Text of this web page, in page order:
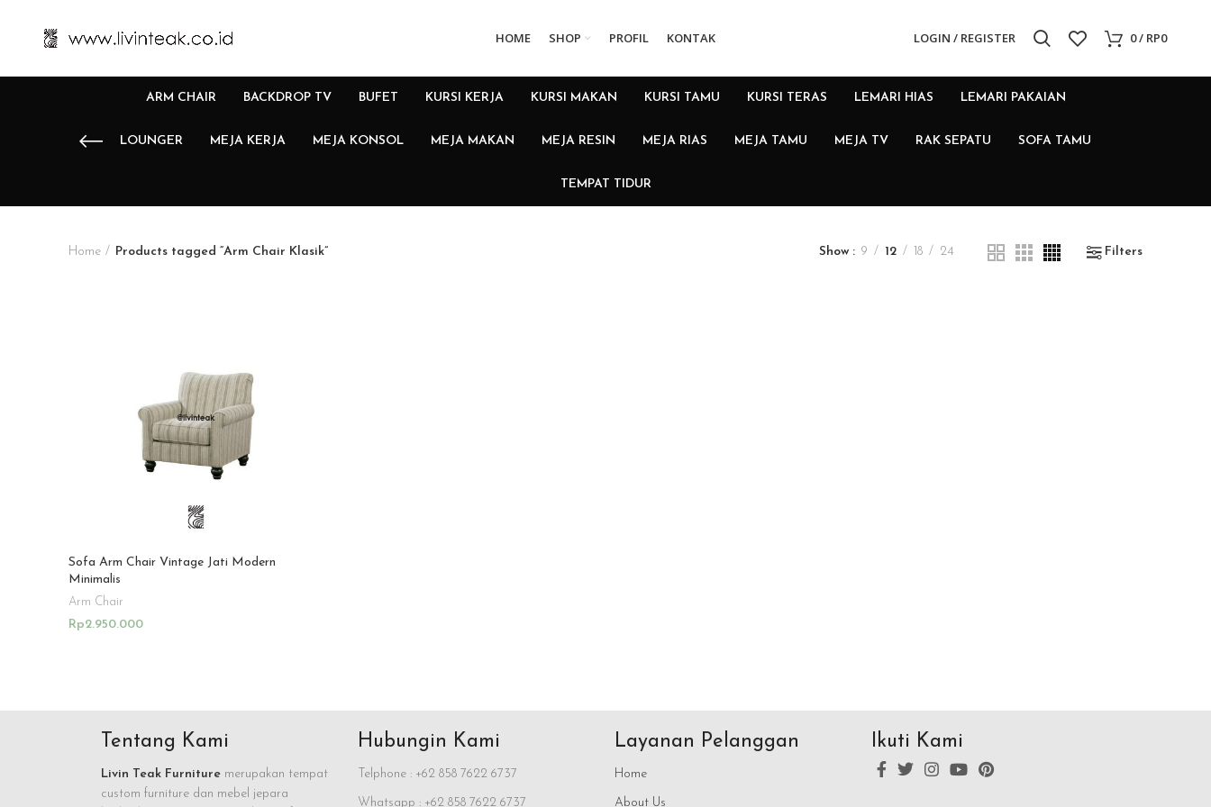
HOME SHOP PROFIL KONTAK LOGIN / REGISTER 0/ RP0
ARM CHAIR BACKDROP TV BUFET KURSI KERJA KURSI MAKAN KURSI TAMU KURSI TERAS LEMARI HIAS LEMARI PAKAIAN
LOUNGER MEJA KERJA MEJA KONSOL MEJA MAKAN MEJA RESIN MEJA RIAS MEJA TAMU MEJA TV RAK SEPATU SOFA TAMU
TEMPAT TIDUR
Home Products tagged “Arm Chair Klasik” Show 9 12 18 24 Filters
Sofa Arm Chair Vintage Jati Modern
Minimalis
Arm Chair
Rp2.950.000
Tentang Kami
Livin Teak Furniture merupakan tempat
custom furniture dan mebel jepara
Hubungin Kami
Telphone : +62 858 7622 6737
Whatsapp : +62 858 7622 6737
Layanan Pelanggan
Home
About Us
Ikuti Kami